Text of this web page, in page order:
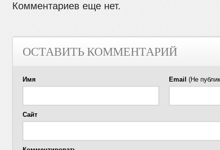
Комментариев еще нет.
ОСТАВИТЬ КОММЕНТАРИЙ
Имя Email (Не
Сайт